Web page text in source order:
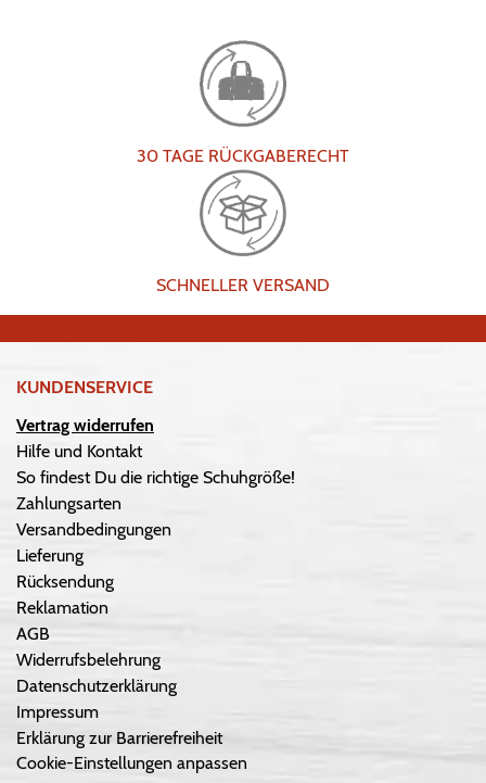
30 TAGE RÜCKGABERECHT
SCHNELLER VERSAND
KUNDENSERVICE
Vertrag widerrufen
Hilfe und Kontakt
So findest Du die richtige Schuhgröße!
Zahlungsarten
Versandbedingungen
Lieferung
Rücksendung
Reklamation
AGB
Widerrufsbelehrung
Datenschutzerklärung
Impressum
Erklärung zur Barrierefreiheit
Cookie-Einstellungen anpassen